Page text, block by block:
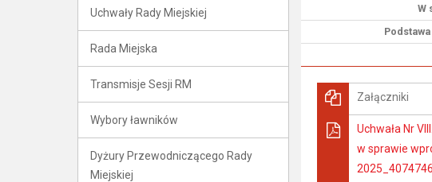
Uchwały Rady Miejskiej
Rada Miejska
Transmisje Sesji RM
Wybory ławników
Dyżury Przewodniczącego Rady
Miejskiej
W
Załączniki
Uchwała Nr
w sprawie